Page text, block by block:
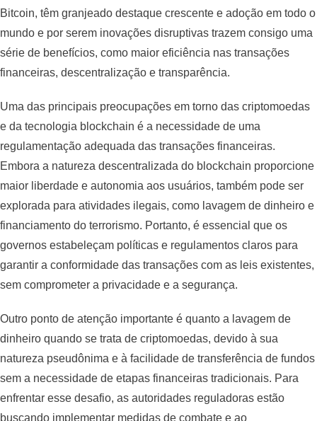
Bitcoin, têm granjeado destaque crescente e adoção em todo o
mundo e por serem inovações disruptivas trazem consigo uma
série de benefícios, como maior eficiência nas transações
financeiras, descentralização e transparência.
Uma das principais preocupações em torno das criptomoedas
e da tecnologia blockchain é a necessidade de uma
regulamentação adequada das transações financeiras.
Embora a natureza descentralizada do blockchain proporcione
maior liberdade e autonomia aos usuários, também pode ser
explorada para atividades ilegais, como lavagem de dinheiro e
financiamento do terrorismo. Portanto, é essencial que os
governos estabeleçam políticas e regulamentos claros para
garantir a conformidade das transações com as leis existentes,
sem comprometer a privacidade e a segurança.
Outro ponto de atenção importante é quanto a lavagem de
dinheiro quando se trata de criptomoedas, devido à sua
natureza pseudônima e à facilidade de transferência de fundos
sem a necessidade de etapas financeiras tradicionais. Para
enfrentar esse desafio, as autoridades reguladoras estão
buscando implementar medidas de combate e ao